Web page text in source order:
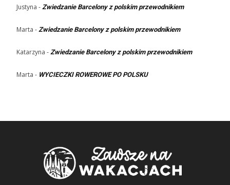
Justyna - Zwiedzanie Barcelony z polskim przewodnikiem
Marta - Zwiedzanie Barcelony z polskim przewodnikiem
Katarzyna - Zwiedzanie Barcelony z polskim przewodnikiem
Marta - WYCIECZKI ROWEROWE PO POLSKU